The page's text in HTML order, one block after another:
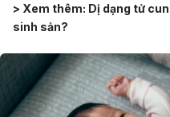
> Xem thêm: Dị dạng tử
sinh sản?